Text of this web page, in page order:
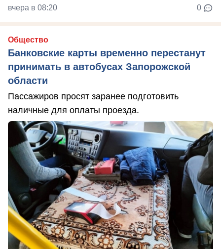
вчера в 08:20 0
Общество
Банковские карты временно перестанут
принимать в автобусах Запорожской
области
Пассажиров просят заранее подготовить
наличные для оплаты проезда.